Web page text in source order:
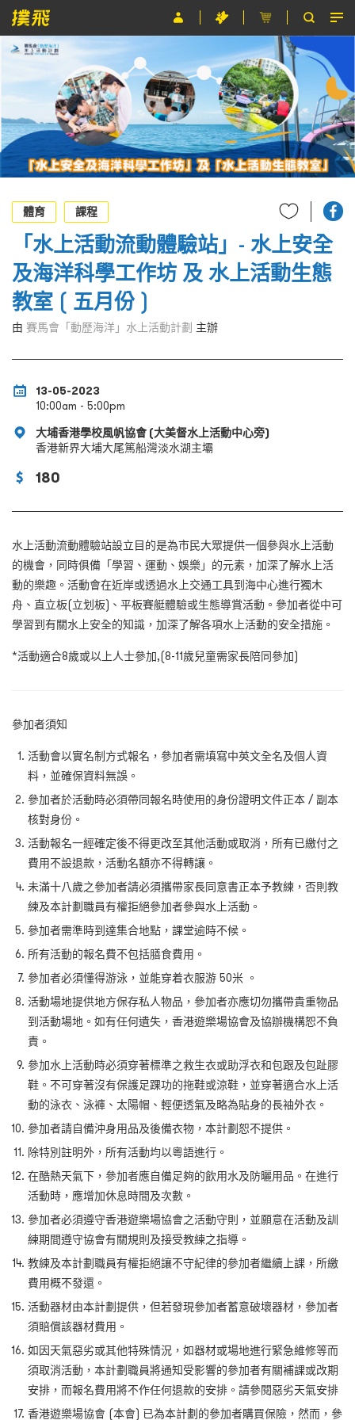
節目
主辦單位
關於撲飛
條款及細則
EN
體育
課程
「水上活動流動體驗站」- 水上安全
及海洋科學工作坊 及 水上活動生態
教室 ( 五月份 )
由 賽馬會「動歷海洋」水上活動計劃 主辦
13-05-2023
10:00am - 5:00pm
大埔香港學校風帆協會 (大美督水上活動中心旁)
香港新界大埔大尾篤船灣淡水湖主壩
180
水上活動流動體驗站設立目的是為市民大眾提供一個參與水上活動
的機會，同時俱備「學習、運動、娛樂」的元素，加深了解水上活
動的樂趣。活動會在近岸或透過水上交通工具到海中心進行獨木
舟、直立板(立划板)、平板賽艇體驗或生態導賞活動。參加者從中可
學習到有關水上安全的知識，加深了解各項水上活動的安全措施。
*活動適合8歲或以上人士參加,(8-11歲兒童需家長陪同參加)
參加者須知
活動會以實名制方式報名，參加者需填寫中英文全名及個人資
料，並確保資料無誤。
參加者於活動時必須帶同報名時使用的身份證明文件正本 / 副本
核對身份。
活動報名一經確定後不得更改至其他活動或取消，所有已繳付之
費用不設退款，活動名額亦不得轉讓。
未滿十八歲之參加者請必須攜帶家長同意書正本予教練，否則教
練及本計劃職員有權拒絕參加者參與水上活動。
參加者需準時到達集合地點，課堂逾時不候。
所有活動的報名費不包括膳食費用。
參加者必須懂得游泳，並能穿着衣服游 50米 。
活動場地提供地方保存私人物品，參加者亦應切勿攜帶貴重物品
到活動場地。如有任何遺失，香港遊樂場協會及協辦機構恕不負
責。
參加水上活動時必須穿著標準之救生衣或助浮衣和包跟及包趾膠
鞋。不可穿著沒有保護足踝功的拖鞋或涼鞋，並穿著適合水上活
動的泳衣、泳褲、太陽帽、輕便透氣及略為貼身的長袖外衣。
參加者請自備沖身用品及後備衣物，本計劃恕不提供。
除特別註明外，所有活動均以粵語進行。
在酷熱天氣下，參加者應自備足夠的飲用水及防曬用品。在進行
活動時，應增加休息時間及次數。
參加者必須遵守香港遊樂場協會之活動守則，並願意在活動及訓
練期間遵守協會有關規則及接受教練之指導。
教練及本計劃職員有權拒絕讓不守紀律的參加者繼續上課，所繳
費用概不發還。
活動器材由本計劃提供，但若發現參加者蓄意破壞器材，參加者
須賠償該器材費用。
如因天氣惡劣或其他特殊情況，如器材或場地進行緊急維修等而
須取消活動，本計劃職員將通知受影響的參加者有關補課或改期
安排，而報名費用將不作任何退款的安排。請參閱惡劣天氣安排
香港遊樂場協會 (本會) 已為本計劃的參加者購買保險，然而，參